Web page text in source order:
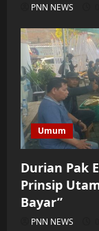
PNN NEWS
Umum
Durian Pak
Prinsip
Bayar”
PNN NEWS